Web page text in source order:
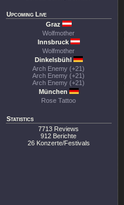
Upcoming Live
Graz
Wolfmother
Innsbruck
Wolfmother
Dinkelsbühl
Arch Enemy (+21)
Arch Enemy (+21)
Arch Enemy (+21)
München
Rose Tattoo
Statistics
7713 Reviews
912 Berichte
26 Konzerte/Festivals